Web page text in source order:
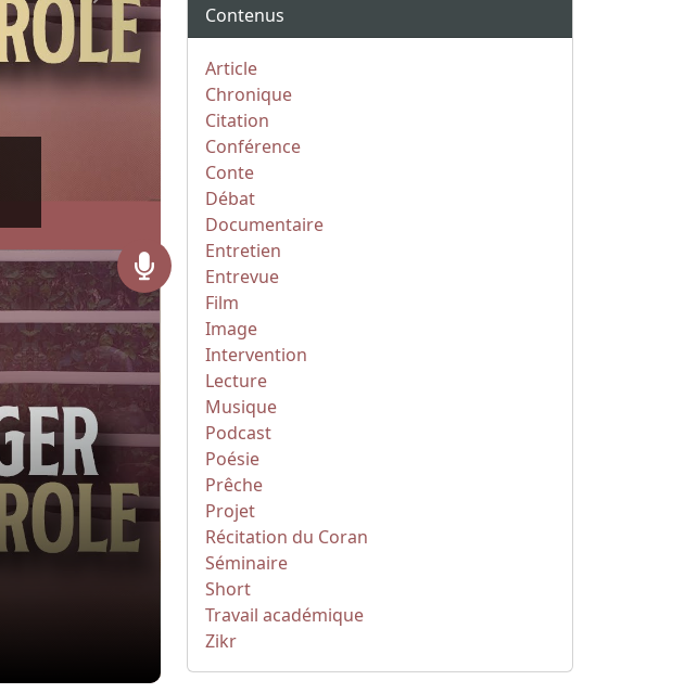
Contenus
Article
Chronique
Citation
Conférence
Conte
Débat
Documentaire
Entretien
Entrevue
Film
Image
Intervention
Lecture
Musique
Podcast
Poésie
Prêche
Projet
Récitation du Coran
Séminaire
Short
Travail académique
Zikr